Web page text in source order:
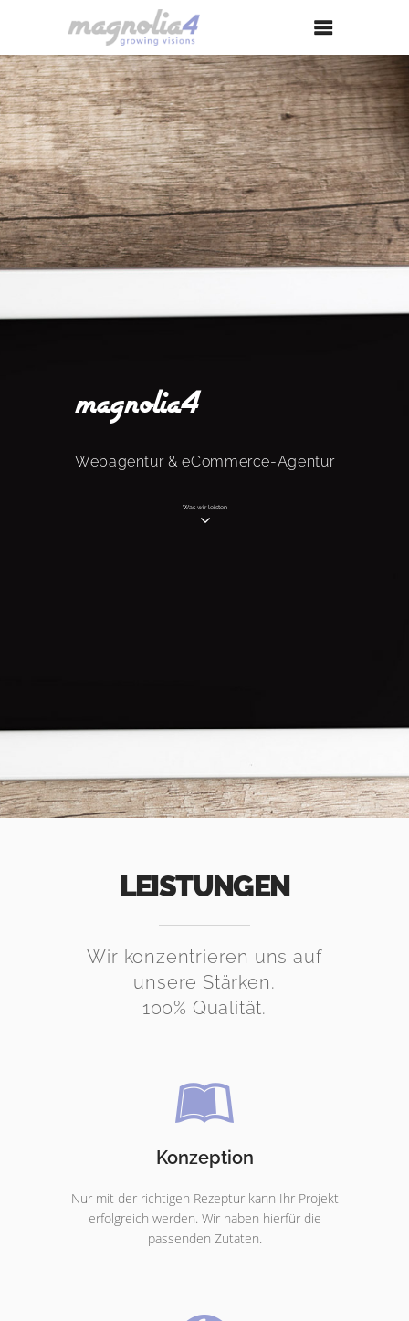
magnolia4
Webagentur & eCommerce-Agentur
Was wir leisten
LEISTUNGEN
Wir konzentrieren uns auf
unsere Stärken.
100% Qualität.
Konzeption
Nur mit der richtigen Rezeptur kann Ihr Projekt
erfolgreich werden. Wir haben hierfür die
passenden Zutaten.